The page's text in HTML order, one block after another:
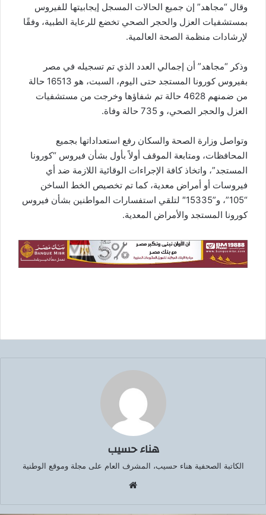
وقال “مجاهد” إن جميع الحالات المسجل إيجابيتها للفيروس
بمستشفيات العزل والحجر الصحي تخضع للرعاية الطبية، وفقًا
لإرشادات منظمة الصحة العالمية.
وذكر “مجاهد” أن إجمالي العدد الذي تم تسجيله في مصر
بفيروس كورونا المستجد حتى اليوم، السبت، هو 16513 حالة
من ضمنهم 4628 حالة تم شفاؤها وخرجت من مستشفيات
العزل والحجر الصحي، و 735 حالة وفاة.
وتواصل وزارة الصحة والسكان رفع استعداداتها بجميع
المحافظات، ومتابعة الموقف أولاً بأول بشأن فيروس “كورونا
المستجد”، واتخاذ كافة الإجراءات الوقائية اللازمة ضد أي
فيروسات أو أمراض معدية، كما تم تخصيص الخط الساخن
“105”، و”15335″ لتلقي استفسارات المواطنين بشأن فيروس
كورونا المستجد والأمراض المعدية.
هناء حسيب
الكاتبة الصحفية هناء حسيب، المشرف العام على مجلة وموقع الوطنية